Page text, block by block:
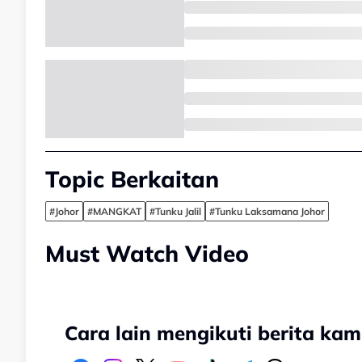
Topic Berkaitan
#Johor #MANGKAT #Tunku Jalil #Tunku Laksamana Johor
Must Watch Video
Cara lain mengikuti berita